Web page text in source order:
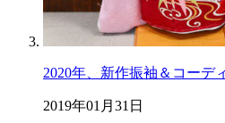
2020年、新作振袖＆コーデ
2019年01月31日